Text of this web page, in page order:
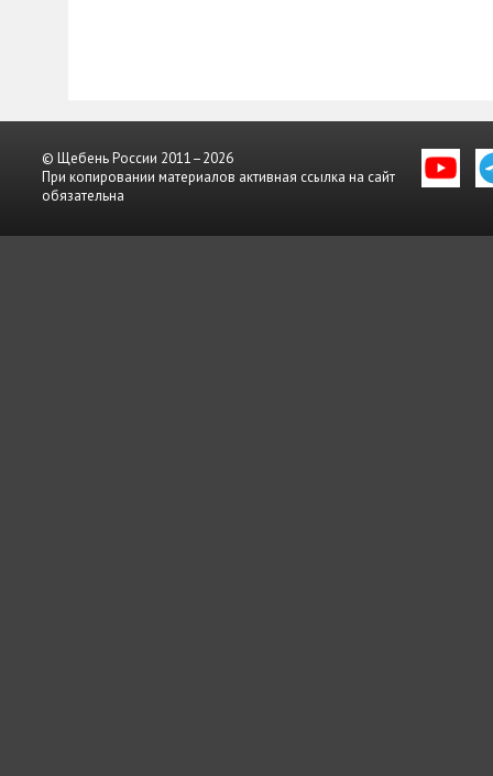
© Щебень России 2011–2026
При копировании материалов активная ссылка на сайт
обязательна